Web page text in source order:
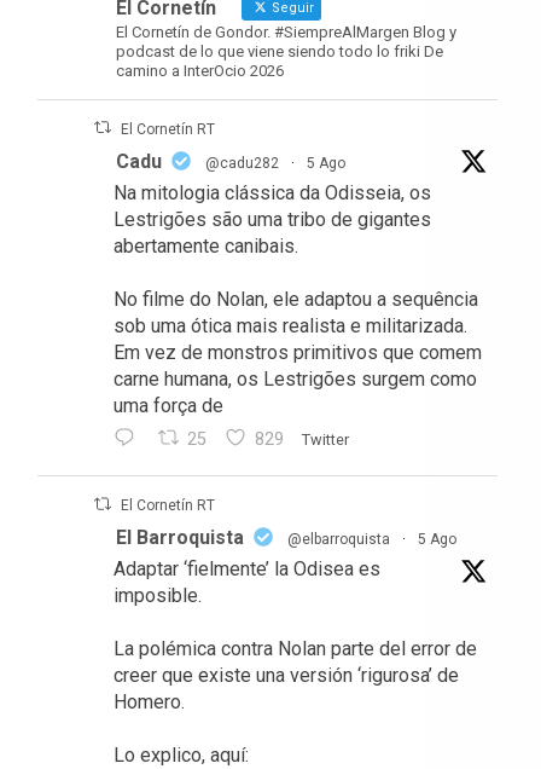
El Cornetín Seguir
El Cornetín de Gondor. #SiempreAlMargen Blog y
podcast de lo que viene siendo todo lo friki De
camino a InterOcio 2026
El Cornetín RT
Cadu @cadu282 · 5 Ago
Na mitologia clássica da Odisseia, os
Lestrigões são uma tribo de gigantes
abertamente canibais.
No filme do Nolan, ele adaptou a sequência
sob uma ótica mais realista e militarizada.
Em vez de monstros primitivos que comem
carne humana, os Lestrigões surgem como
uma força de
25 829 Twitter
El Cornetín RT
El Barroquista @elbarroquista · 5 Ago
Adaptar ‘fielmente’ la Odisea es
imposible.
La polémica contra Nolan parte del error de
creer que existe una versión ‘rigurosa’ de
Homero.
Lo explico, aquí: